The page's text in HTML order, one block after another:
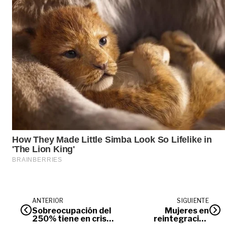
ANTERIOR
Sobreocupación del
250% tiene en crisis
SIGUIENTE
Mujeres en
reintegración